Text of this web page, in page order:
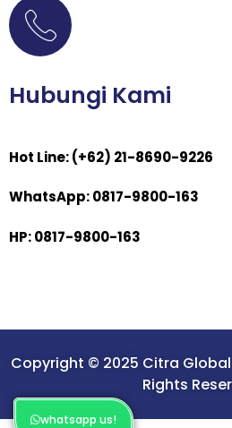
whatsapp us!
Hubungi Kami
Hot Line: (+62) 21-8690-9226
WhatsApp: 0817-9800-163
HP: 0817-9800-163
Copyright © 2025 Citra Global
Rights